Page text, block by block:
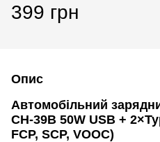
399 грн
Опис
Автомобільний
CH-39B 50W USB +
FCP, SCP, VOOC)